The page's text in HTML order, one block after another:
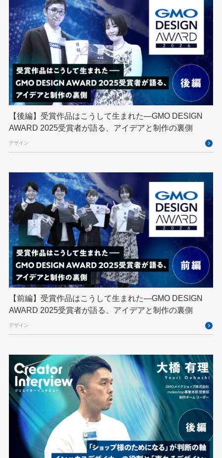
DevSecOpsThon Docker
Engineering Journey expert EXPERT CROSS
GMO AI＆ロボティクス商事 GMO AIR
GMO DESIGN AWARD GMO Developers Day
GMO Developers Night GMO Flatt Security
GMO GPUクラウド GMO Hacking Night
GMO kitaQ GMO SONIC GMOアドパートナーズ
GMOアドマーケティング GMOインターネット
GMOコネクト GMOサイバーセキュリティ byイエラエ
GMOデジキッズ GMOブランドセキュリティ
GMOペイメントゲートウェイ GMOペパボ
GMOメイクショップ GMOメディア GMOロボッツ
GMO大会議 GMO天秤AI Go GPUクラウド
GTB Hack-1グランプリ IETF iOS
Japan Drone
Java JJUG JSAI2026 K8s
Kaigi on Rails
Perl PHP PHPcon PHPerKaigi
Python RFC RPA Ruby
SECCON Selenium Spectrum Tokyo Meetup
splunk SRE Takumi byGMO Terraform
TypeScript UI/UX vibe VLA
VS Code XSS ZTNA
【後編】受賞作品はこうして生まれた—GMO DESIGN
AWARD 2025受賞者が語る、アイデアと制作の裏側
デザイン
【前編】受賞作品はこうして生まれた—GMO DESIGN
AWARD 2025受賞者が語る、アイデアと制作の裏側
デザイン